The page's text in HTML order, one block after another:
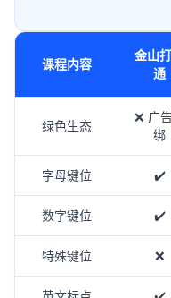
课程内容
金山
通
绿色生态
❌ 广
绑
字母键位 ✔️
数字键位 ✔️
特殊键位 ❌